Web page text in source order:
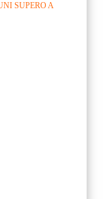
SUPERO A